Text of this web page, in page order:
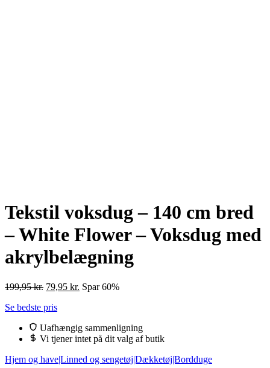
Tekstil voksdug – 140 cm bred
– White Flower – Voksdug med
akrylbelægning
199,95kr. Den
pris
199,95 kr..
79,95 kr. Den
79,95 kr..
Spar 60%
Se bedste pris
Uafhængig sammenligning
Vi tjener intet på dit valg af butik
Hjem og have|Linned og sengetøj|Dækketøj|Bordduge